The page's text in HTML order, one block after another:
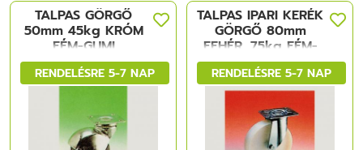
RENDELÉSRE 5-7 NAP
TALPAS GÖRGŐ
50mm 45kg KRÓM
FÉM-GUMI
RENDELÉSRE 5-7 NAP
TALPAS IPARI KERÉK
GÖRGŐ 80mm
FEHÉR, 75kg FÉM-
MÜANYAG